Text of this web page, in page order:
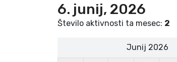
6. junij, 2026
Število aktivnosti ta mesec: 2
Junij 2026